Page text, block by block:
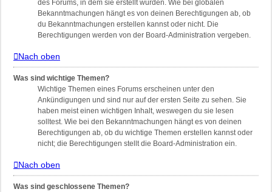
des Forums, in dem sie erstellt wurden. Wie bei globalen
Bekanntmachungen hängt es von deinen Berechtigungen ab, ob
du Bekanntmachungen erstellen kannst oder nicht. Die
Berechtigungen werden von der Board-Administration vergeben.
Nach oben
Was sind wichtige Themen?
Wichtige Themen eines Forums erscheinen unter den
Ankündigungen und sind nur auf der ersten Seite zu sehen. Sie
haben meist einen wichtigen Inhalt, weswegen du sie lesen
solltest. Wie bei den Bekanntmachungen hängt es von deinen
Berechtigungen ab, ob du wichtige Themen erstellen kannst oder
nicht; die Berechtigungen stellt die Board-Administration ein.
Nach oben
Was sind geschlossene Themen?